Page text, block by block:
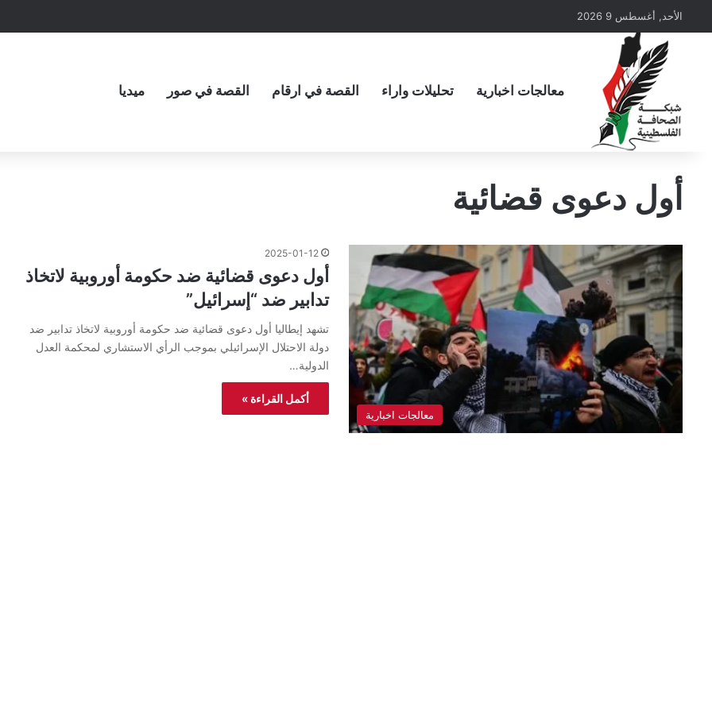
الأحد, أغسطس 9 2026
معالجات اخبارية تحليلات واراء القصة في ارقام القصة في صور ميديا
أول دعوى قضائية
معالجات اخبارية
2025-01-12
أول دعوى قضائية ضد حكومة أوروبية لاتخاذ
تدابير ضد “إسرائيل”
تشهد إيطاليا أول دعوى قضائية ضد حكومة أوروبية لاتخاذ تدابير ضد
دولة الاحتلال الإسرائيلي بموجب الرأي الاستشاري لمحكمة العدل
الدولية…
أكمل القراءة »